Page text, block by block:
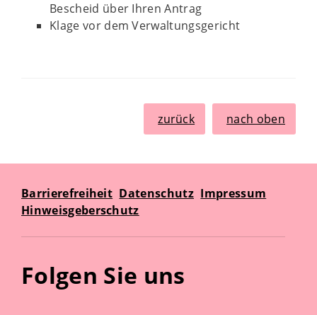
Bescheid über Ihren Antrag
Klage vor dem Verwaltungsgericht
zurück nach oben
Barrierefreiheit Datenschutz Impressum
Hinweisgeberschutz
Folgen Sie uns